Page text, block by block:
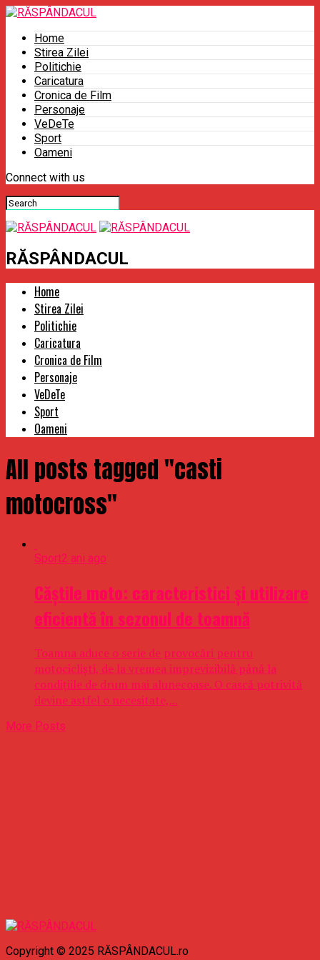
Home
Stirea Zilei
Politichie
Caricatura
Cronica de Film
Personaje
VeDeTe
Sport
Oameni
Connect with us
RĂSPÂNDACUL
Home
Stirea Zilei
Politichie
Caricatura
Cronica de Film
Personaje
VeDeTe
Sport
Oameni
All posts tagged "casti
motocross"
Sport2 ani ago
Căștile moto: caracteristici și utilizare
eficientă în sezonul de toamnă
Toamna aduce o serie de provocări pentru
motocicliști, de la vremea imprevizibilă până la
condițiile de drum mai alunecoase. O cască potrivită
devine astfel o necesitate,...
More Posts
Copyright © 2025 RĂSPÂNDACUL.ro